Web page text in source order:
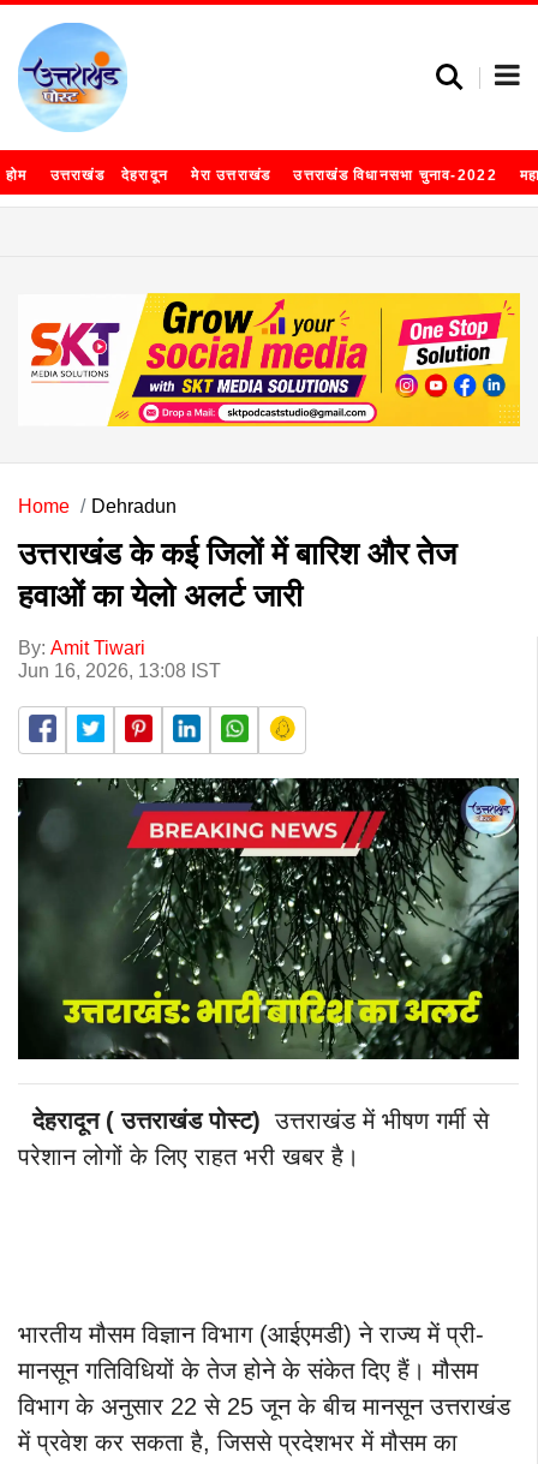
होम उत्तराखंड देहरादून मेरा उत्तराखंड उत्तराखंड विधानसभा चुनाव-2022
Home Dehradun
उत्तराखंड के कई जिलों में बारिश और तेज
हवाओं का येलो अलर्ट जारी
By: Amit Tiwari
Jun 16, 2026, 13:08 IST
देहरादून ( उत्तराखंड पोस्ट) उत्तराखंड में भीषण गर्मी से
परेशान लोगों के लिए राहत भरी खबर है।
भारतीय मौसम विज्ञान विभाग (आईएमडी) ने राज्य में प्री-
मानसून गतिविधियों के तेज होने के संकेत दिए हैं। मौसम
विभाग के अनुसार 22 से 25 जून के बीच मानसून उत्तराखंड
में प्रवेश कर सकता है, जिससे प्रदेशभर में मौसम का